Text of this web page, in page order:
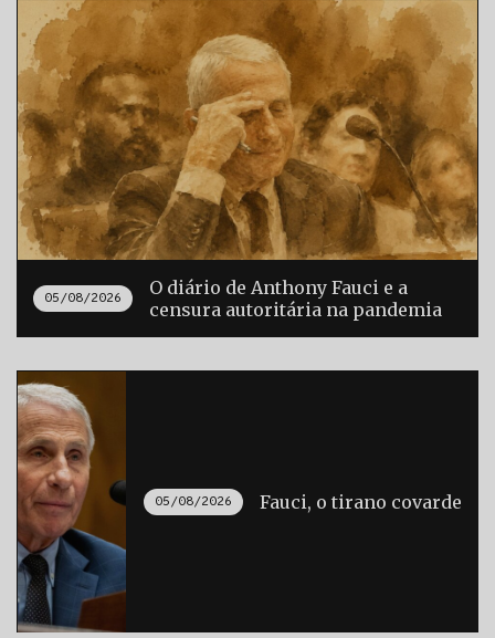
05/08/2026
O diário de Anthony Fauci e a
censura autoritária na pandemia
05/08/2026 Fauci, o tirano covarde